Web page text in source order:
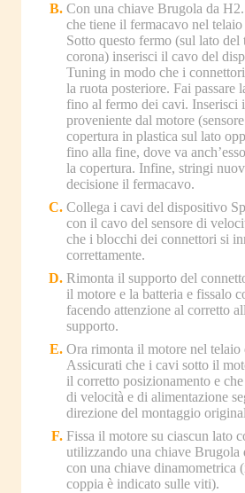
Con una chiave Brugola da
che tiene il fermacavo nel
Sotto questo fermo (sul lato del
corona) inserisci il cavo del
Tuning in modo che i
la ruota posteriore. Fai passare
fino al fermo dei cavi. Inserisci
proveniente dal motore
copertura in plastica sul lato
fino alla fine, dove va
la copertura. Infine, stringi
decisione il fermacavo.
Collega i cavi del dispositivo
con il cavo del sensore di
che i blocchi dei connettori si
correttamente.
Rimonta il supporto del
il motore e la batteria e fissalo
facendo attenzione al corretto
supporto.
Ora rimonta il motore nel telaio
Assicurati che i cavi sotto il
il corretto posizionamento e
di velocità e di alimentazione
direzione del montaggio
Fissa il motore su ciascun lato
utilizzando una chiave Brugola
con una chiave dinamometrica
coppia è indicato sulle viti).